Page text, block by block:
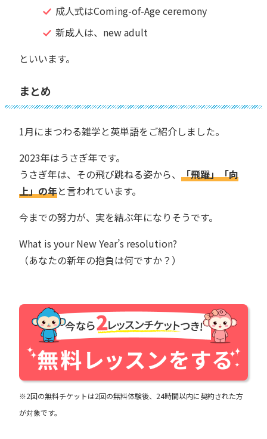
成人式はComing-of-Age ceremony
新成人は、new adult
といいます。
まとめ
1月にまつわる雑学と英単語をご紹介しました。
2023年はうさぎ年です。
うさぎ年は、その飛び跳ねる姿から、 「飛躍」「向
上」の年と言われています。
今までの努力が、実を結ぶ年になりそうです。
What is your New Year’s resolution?
（あなたの新年の抱負は何ですか？）
※2回の無料チケットは2回の無料体験後、24時間以内に契約された方
が対象です。